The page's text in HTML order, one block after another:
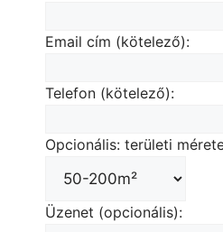
Email cím (kötelező):
Telefon (kötelező):
Opcionális: területi
Üzenet (opcionális):